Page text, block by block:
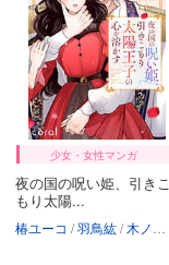
少女・女性マンガ
夜の国の呪い姫、引きこ
もり太陽...
椿ユーコ 羽鳥紘 木ノ下きの